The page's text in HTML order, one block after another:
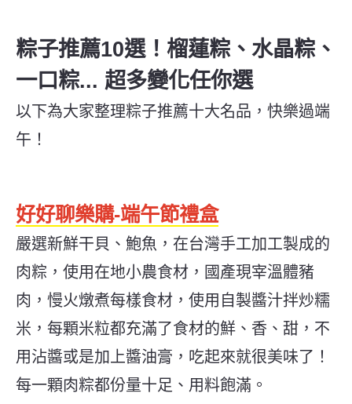
粽子推薦10選！榴蓮粽、水晶粽、
一口粽... 超多變化任你選
以下為大家整理粽子推薦十大名品，快樂過端
午！
好好聊樂購-端午節禮盒
嚴選新鮮干貝、鮑魚，在台灣手工加工製成的
肉粽，使用在地小農食材，國產現宰溫體豬
肉，慢火燉煮每樣食材，使用自製醬汁拌炒糯
米，每顆米粒都充滿了食材的鮮、香、甜，不
用沾醬或是加上醬油膏，吃起來就很美味了！
每一顆肉粽都份量十足、用料飽滿。